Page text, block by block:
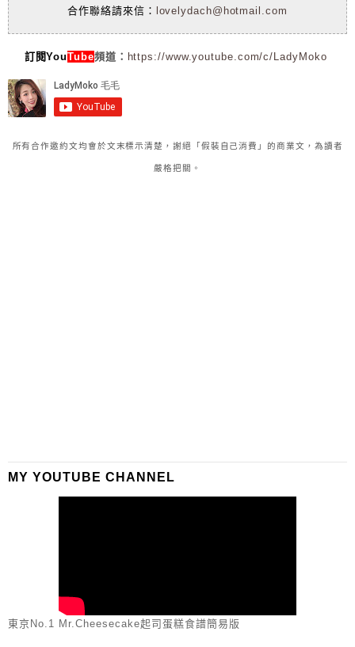
合作聯絡請來信： lovelydach@hotmail.com
訂閱YouTube頻道： https://www.youtube.com/c/LadyMoko
所有合作邀約文均會於文末標示清楚，謝絕「假裝自己消費」的商業文，為讀者
嚴格把關。
MY YOUTUBE CHANNEL
東京No.1 Mr.Cheesecake起司蛋糕食譜簡易版